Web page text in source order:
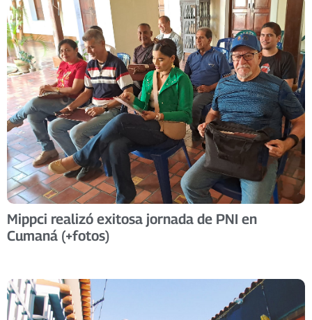
Mippci realizó exitosa jornada de PNI en
Cumaná (+fotos)